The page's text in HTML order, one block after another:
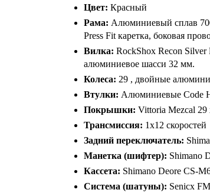
Цвет: Красный
Рама: Алюминиевый сплав
Press Fit каретка, боковая
Вилка: RockShox Recon Silver
алюминиевое шасси 32 мм.
Колеса: 29 , двойные
Втулки: Алюминиевые Code
Покрышки: Vittoria Mezcal 29
Трансмиссия: 1x12 скоростей
Задний переключатель:
Манетка (шифтер): Shimano
Кассета: Shimano Deore CS-
Система (шатуны): Senicx